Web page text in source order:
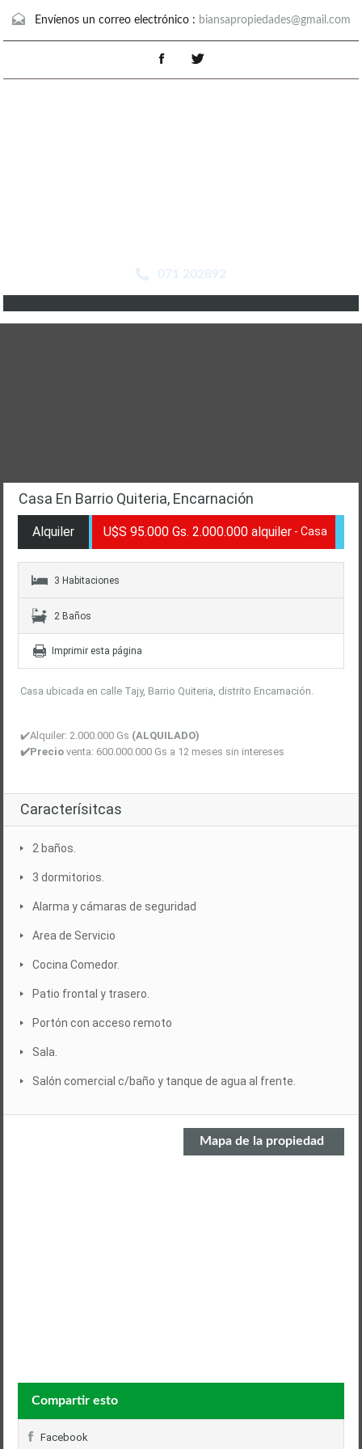
Envíenos un correo electrónico : biansapropiedades@gmail.com
071 202892
Casa En Barrio Quiteria, Encarnación
Alquiler U$S 95.000 Gs. 2.000.000 alquiler - Casa
3 Habitaciones
2 Baños
Imprimir esta página
Casa ubicada en calle Tajy, Barrio Quiteria, distrito Encarnación.
✔️Alquiler: 2.000.000 Gs (ALQUILADO)
✔️Precio venta: 600.000.000 Gs a 12 meses sin intereses
Caracterísitcas
2 baños.
3 dormitorios.
Alarma y cámaras de seguridad
Area de Servicio
Cocina Comedor.
Patio frontal y trasero.
Portón con acceso remoto
Sala.
Salón comercial c/baño y tanque de agua al frente.
Mapa de la propiedad
Compartir esto
Facebook